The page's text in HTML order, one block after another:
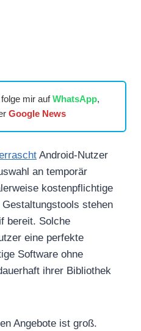
mir aufWhatsApp,
Google News
Android-Nutzer
an temporär
kostenpflichtige
stehen
bereit. Solche
eine perfekte
Software ohne
ihrer Bibliothek
Angebote ist groß.